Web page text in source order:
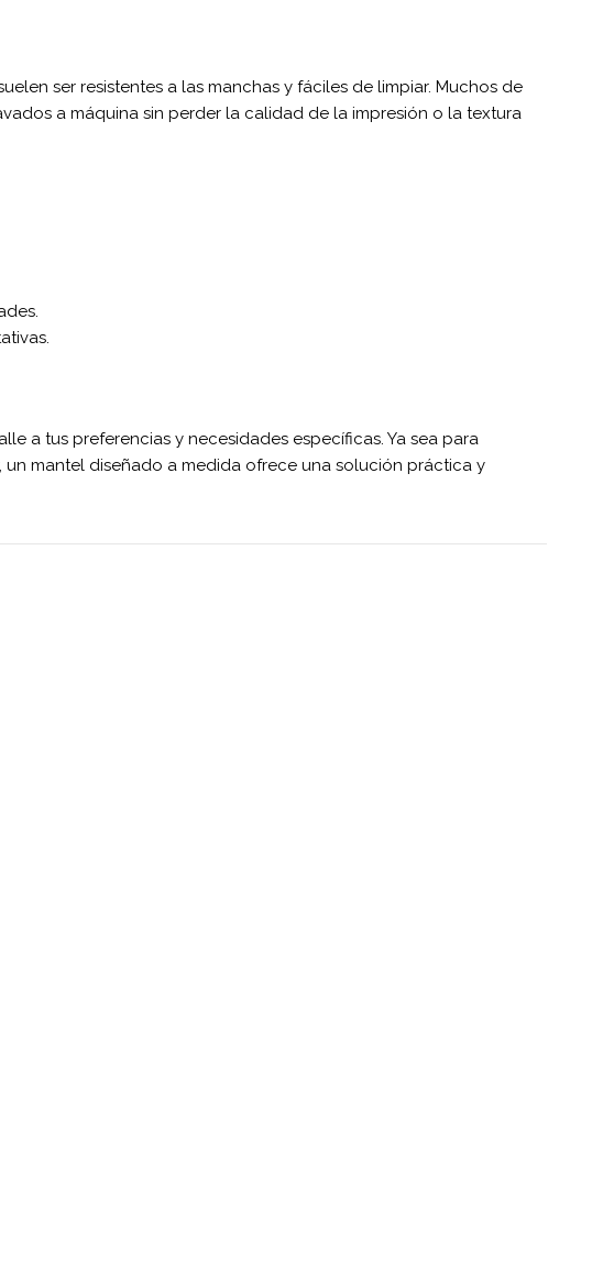
ser resistentes a las manchas y fáciles de limpiar. Muchos de
a máquina sin perder la calidad de la impresión o la textura
a tus preferencias y necesidades específicas. Ya sea para
mantel diseñado a medida ofrece una solución práctica y